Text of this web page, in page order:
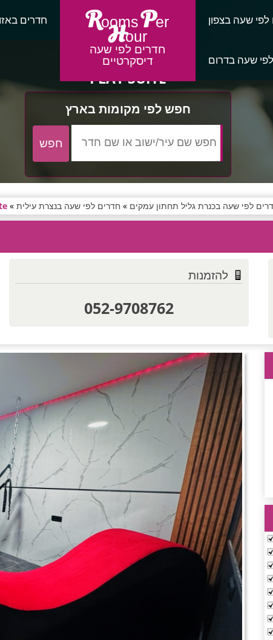
חדרים Rooms Per
Hour
חדרים לפי שעה
דיסקרטיים
שעה בצפון
שעה בדרום
PLAY SUITE
חפש לפי מקומות בארץ
לפי שעה בכנרת גליל תחתון עמקים » חדרים לפי שעה בנצרת עילית»
להזמנות
052-9708762